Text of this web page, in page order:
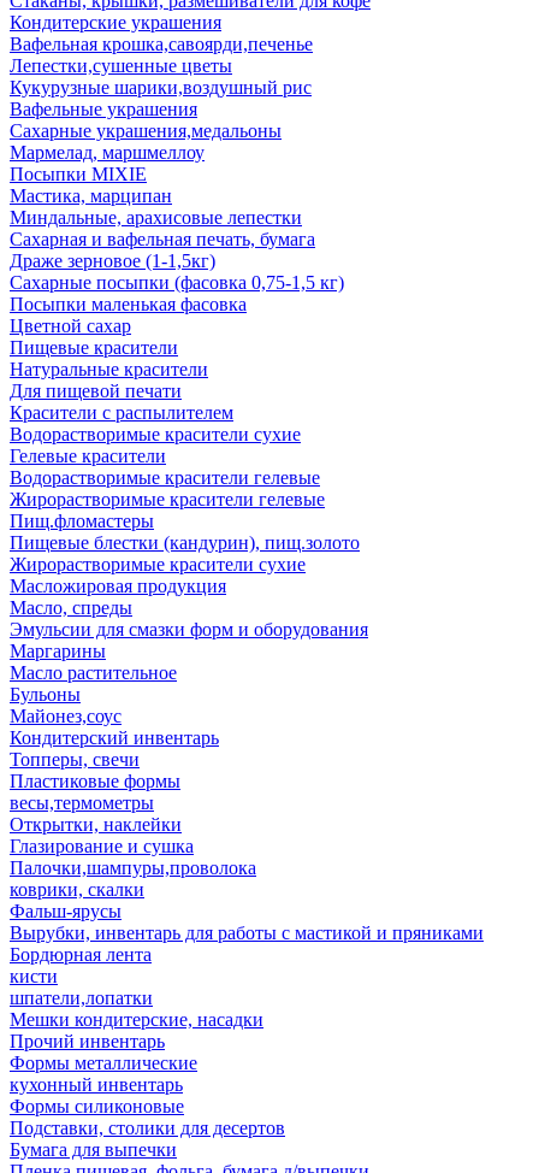
Кондитерские украшения
Вафельная крошка,савоярди,печенье
Лепестки,сушенные цветы
Кукурузные шарики,воздушный рис
Вафельные украшения
Сахарные украшения,медальоны
Мармелад, маршмеллоу
Посыпки MIXIE
Мастика, марципан
Миндальные, арахисовые лепестки
Сахарная и вафельная печать, бумага
Драже зерновое (1-1,5кг)
Сахарные посыпки (фасовка 0,75-1,5 кг)
Посыпки маленькая фасовка
Цветной сахар
Пищевые красители
Натуральные красители
Для пищевой печати
Красители с распылителем
Водорастворимые красители сухие
Гелевые красители
Водорастворимые красители гелевые
Жирорастворимые красители гелевые
Пищ.фломастеры
Пищевые блестки (кандурин), пищ.золото
Жирорастворимые красители сухие
Масложировая продукция
Масло, спреды
Эмульсии для смазки форм и оборудования
Маргарины
Масло растительное
Бульоны
Майонез,соус
Кондитерский инвентарь
Топперы, свечи
Пластиковые формы
весы,термометры
Открытки, наклейки
Глазирование и сушка
Палочки,шампуры,проволока
коврики, скалки
Фальш-ярусы
Вырубки, инвентарь для работы с мастикой и пряниками
Бордюрная лента
кисти
шпатели,лопатки
Мешки кондитерские, насадки
Прочий инвентарь
Формы металлические
кухонный инвентарь
Формы силиконовые
Подставки, столики для десертов
Бумага для выпечки